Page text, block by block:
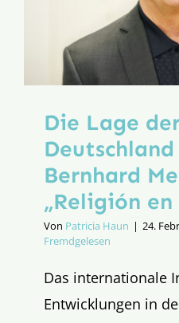
Die Lage
Deutschland
Bernhard
„Religión
Von Patricia Haun | 24.
Fremdgelesen
Das internationale
Entwicklungen in